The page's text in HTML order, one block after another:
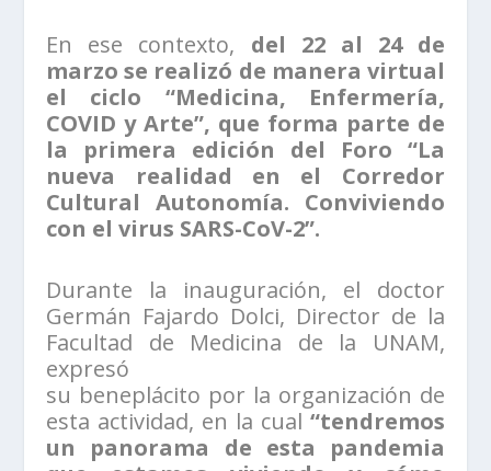
En ese contexto, del 22 al 24 de
marzo se realizó de manera virtual
el ciclo “Medicina, Enfermería,
COVID y Arte”, que forma parte de
la primera edición del Foro “La
nueva realidad en el Corredor
Cultural Autonomía. Conviviendo
con el virus SARS-CoV-2”.
Durante la inauguración, el doctor
Germán Fajardo Dolci, Director de la
Facultad de Medicina de la UNAM,
expresó
su beneplácito por la organización de
esta actividad, en la cual “tendremos
un panorama de esta pandemia